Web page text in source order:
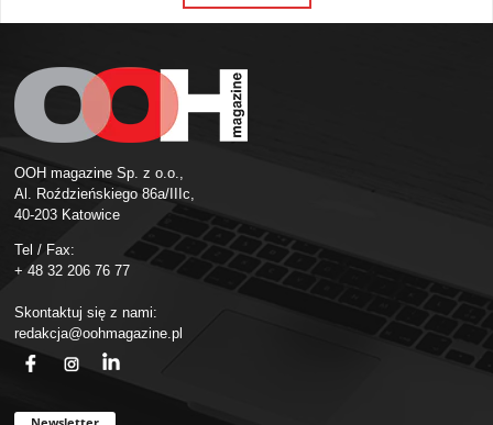
OOH magazine Sp. z o.o.,
Al. Roździeńskiego 86a/IIIc,
40-203 Katowice
Tel / Fax:
+ 48 32 206 76 77
Skontaktuj się z nami:
redakcja@oohmagazine.pl